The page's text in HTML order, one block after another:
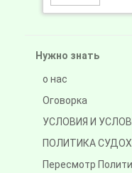
Нужно знать
о нас
Оговорка
УСЛОВИЯ И
ПОЛИТИКА
Пересмотр